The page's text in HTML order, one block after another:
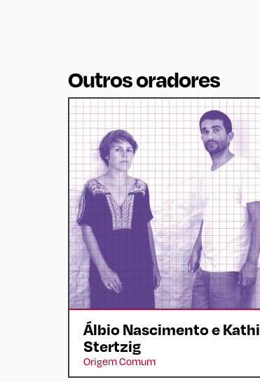
Outros oradores
Álbio Nascimento e Kathi
Stertzig
Origem Comum